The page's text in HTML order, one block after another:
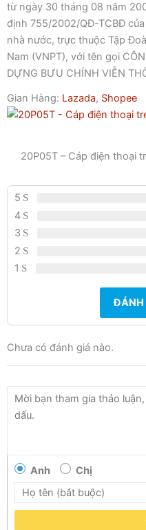
từ ngày 30 tháng 08 năm
định 755/2002/QĐ-TCBĐ
nhà nước, trực thuộc Tập
Nam (VNPT), với tên gọi
DỰNG BƯU CHÍNH VIỄN
Gian Hàng: Lazada, Shopee
20P05T – Cáp điện thoại
5
4
3
2
1
ĐÁNH
Chưa có đánh giá nào.
Anh Chị